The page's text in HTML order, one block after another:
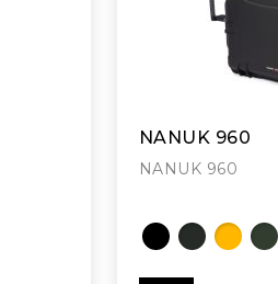
NANUK 960
NANUK 960